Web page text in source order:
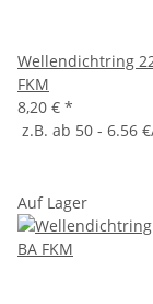
Wellendichtring
FKM
8,20 € *
z.B. ab 50 - 6.56
Auf Lager